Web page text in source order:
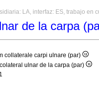
LA, interfaz: ES, trabajo en
de la carpa
collaterale carpi ulnare (par)
ulnar de la carpa (par)